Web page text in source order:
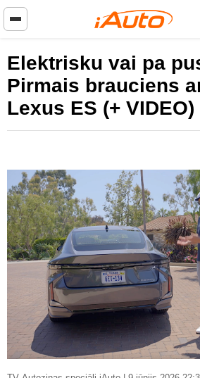
Elektrisku vai pa
Pirmais brauciens
Lexus ES (+ VIDEO)